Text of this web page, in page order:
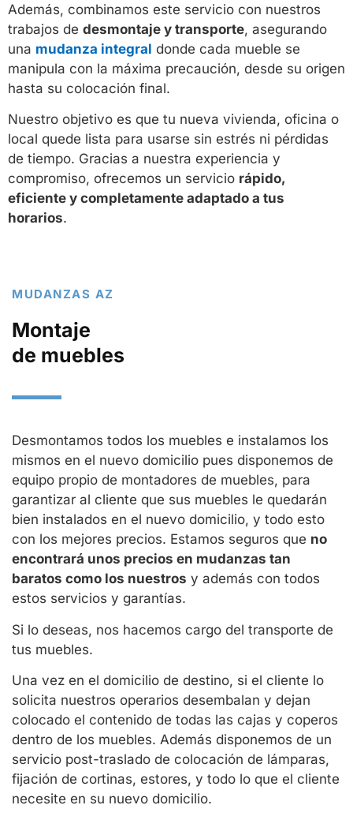
Además, combinamos este servicio con nuestros
trabajos de desmontaje y transporte, asegurando
una mudanza integral donde cada mueble se
manipula con la máxima precaución, desde su origen
hasta su colocación final.
Nuestro objetivo es que tu nueva vivienda, oficina o
local quede lista para usarse sin estrés ni pérdidas
de tiempo. Gracias a nuestra experiencia y
compromiso, ofrecemos un servicio rápido,
eficiente y completamente adaptado a tus
horarios.
MUDANZAS AZ
Montaje
de muebles
Desmontamos todos los muebles e instalamos los
mismos en el nuevo domicilio pues disponemos de
equipo propio de montadores de muebles, para
garantizar al cliente que sus muebles le quedarán
bien instalados en el nuevo domicilio, y todo esto
con los mejores precios. Estamos seguros que no
encontrará unos precios en mudanzas tan
baratos como los nuestros y además con todos
estos servicios y garantías.
Si lo deseas, nos hacemos cargo del transporte de
tus muebles.
Una vez en el domicilio de destino, si el cliente lo
solicita nuestros operarios desembalan y dejan
colocado el contenido de todas las cajas y coperos
dentro de los muebles. Además disponemos de un
servicio post-traslado de colocación de lámparas,
fijación de cortinas, estores, y todo lo que el cliente
necesite en su nuevo domicilio.